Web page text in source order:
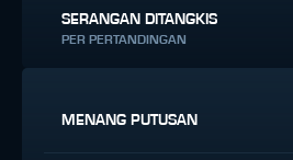
SERANGAN DITANGKIS
PER PERTANDINGAN
MENANG PUTUSAN